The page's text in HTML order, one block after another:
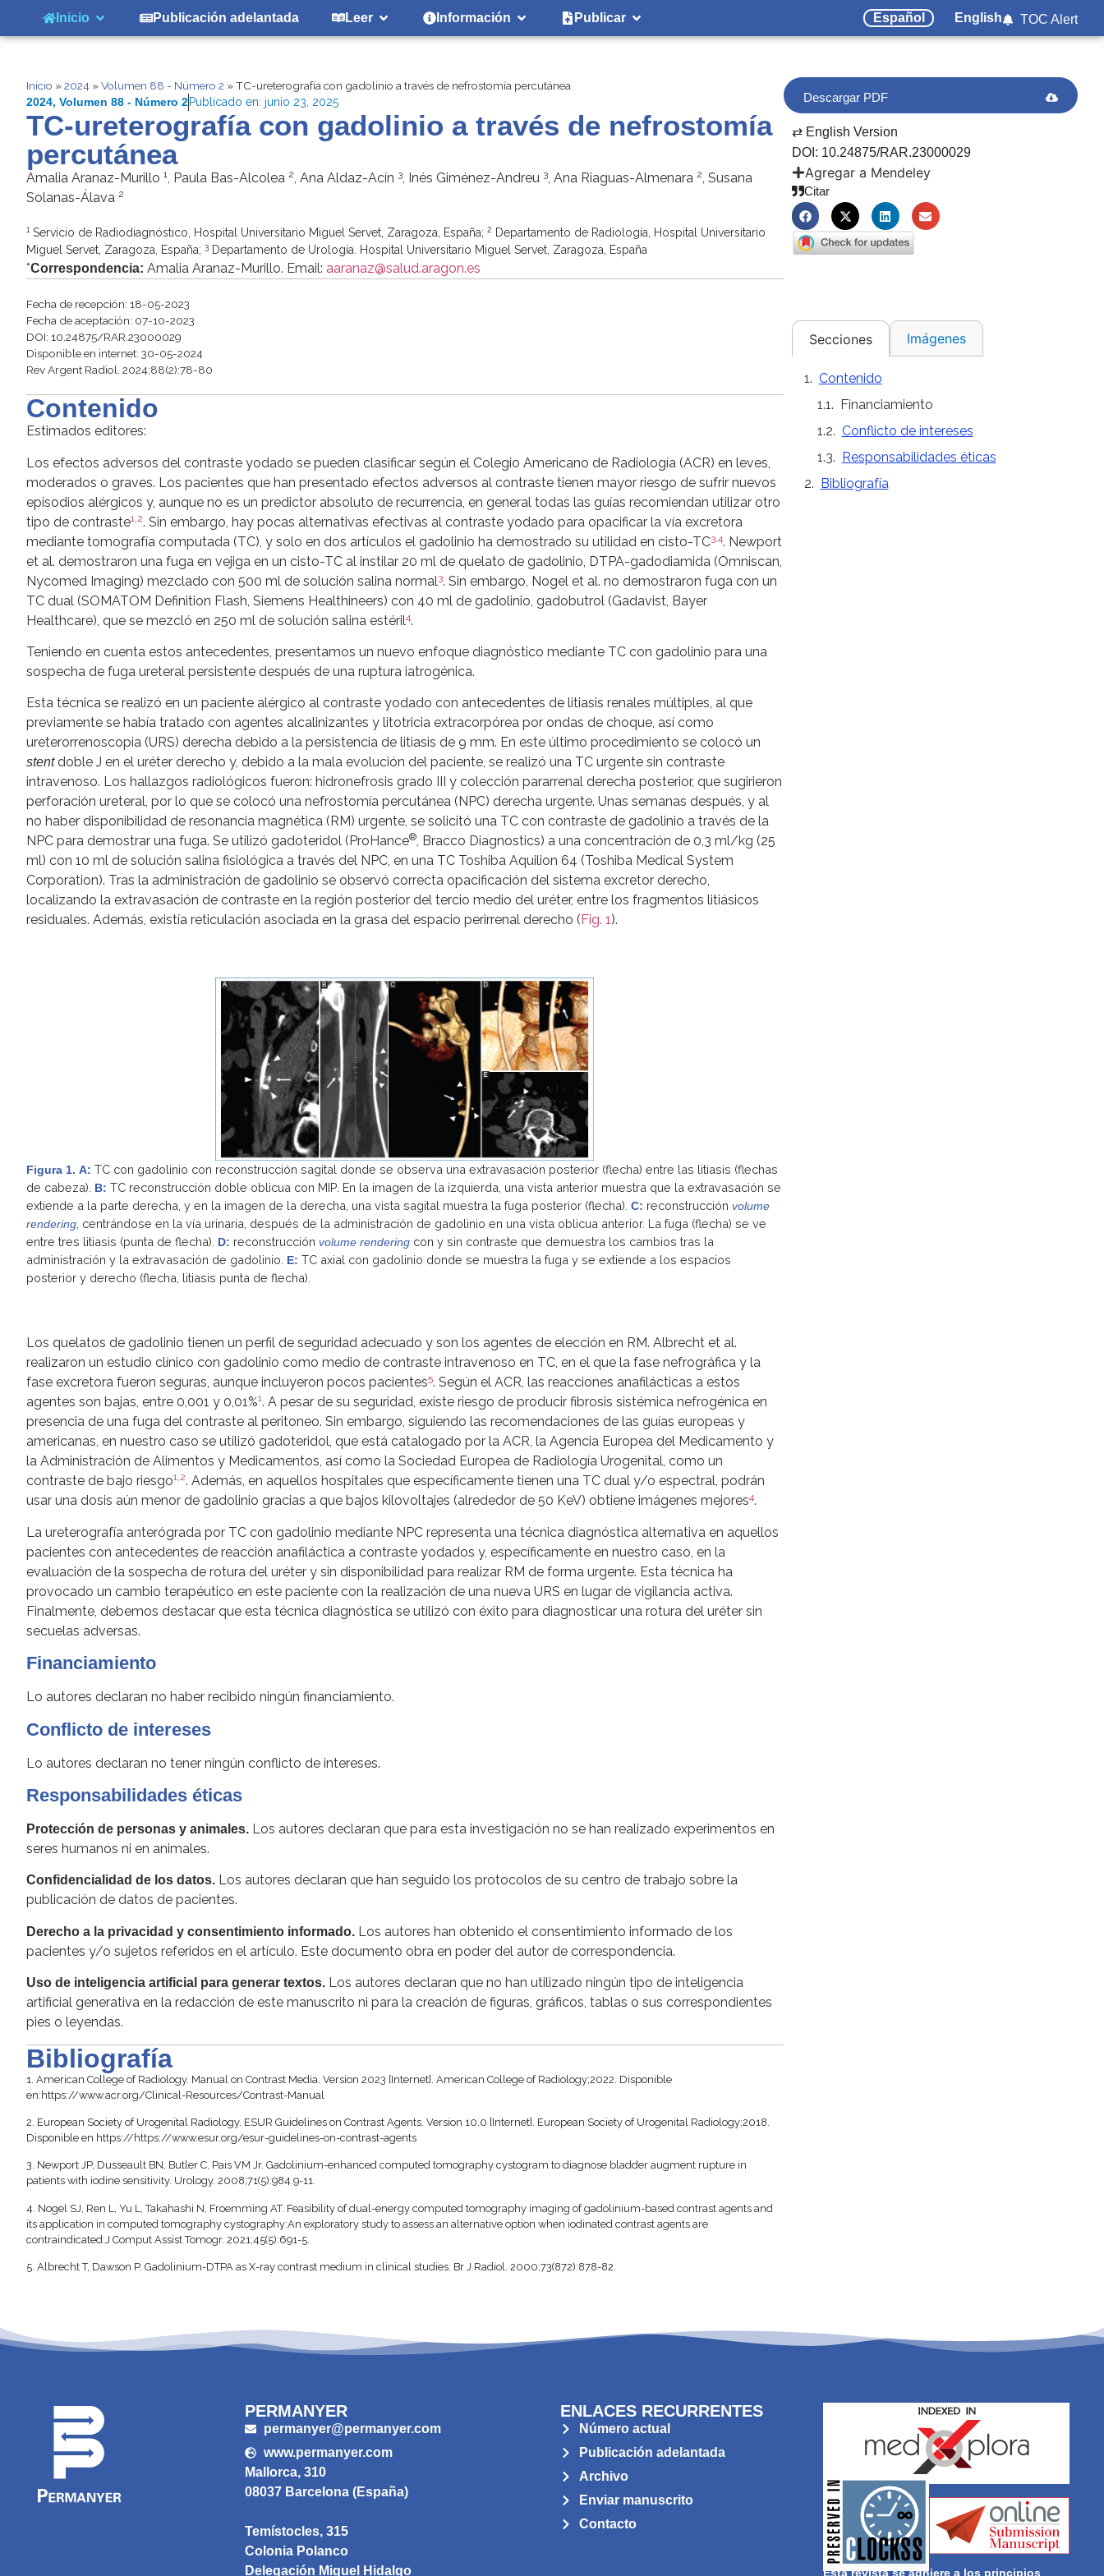
Inicio Publicación adelantada Leer Información Publicar Español English TOC Alert
Inicio »2024 »Volumen 88 - Número 2 »TC-ureterografía con gadolinio a través de nefrostomía percutánea
2024, Volumen 88 - Número 2Publicado en: junio 23, 2025
TC-ureterografía con gadolinio a través de nefrostomía
percutánea
Amalia Aranaz-Murillo 1, Paula Bas-Alcolea 2, Ana Aldaz-Acín 3, Inés Giménez-Andreu 3, Ana Riaguas-Almenara 2, Susana
Solanas-Álava 2
1Servicio de Radiodiagnóstico, Hospital Universitario Miguel Servet, Zaragoza, España; 2 Departamento de Radiología, Hospital Universitario
Miguel Servet, Zaragoza, España; 3 Departamento de Urología. Hospital Universitario Miguel Servet, Zaragoza, España
*Correspondencia: Amalia Aranaz-Murillo. Email: aaranaz@salud.aragon.es
Fecha de recepción: 18-05-2023
Fecha de aceptación: 07-10-2023
DOI: 10.24875/RAR.23000029
Disponible en internet: 30-05-2024
Rev Argent Radiol. 2024;88(2):78-80
Contenido
Estimados editores:
Los efectos adversos del contraste yodado se pueden clasificar según el Colegio Americano de Radiología (ACR) en leves,
moderados o graves. Los pacientes que han presentado efectos adversos al contraste tienen mayor riesgo de sufrir nuevos
episodios alérgicos y, aunque no es un predictor absoluto de recurrencia, en general todas las guías recomiendan utilizar otro
tipo de contraste1 2. Sin embargo, hay pocas alternativas efectivas al contraste yodado para opacificar la vía excretora
mediante tomografía computada (TC), y solo en dos artículos el gadolinio ha demostrado su utilidad en cisto-TC3 4. Newport
et al. demostraron una fuga en vejiga en un cisto-TC al instilar 20 ml de quelato de gadolinio, DTPA-gadodiamida (Omniscan,
Nycomed Imaging) mezclado con 500 ml de solución salina normal3. Sin embargo, Nogel et al. no demostraron fuga con un
TC dual (SOMATOM Definition Flash, Siemens Healthineers) con 40 ml de gadolinio, gadobutrol (Gadavist, Bayer
Healthcare), que se mezcló en 250 ml de solución salina estéril4.
Teniendo en cuenta estos antecedentes, presentamos un nuevo enfoque diagnóstico mediante TC con gadolinio para una
sospecha de fuga ureteral persistente después de una ruptura iatrogénica.
Esta técnica se realizó en un paciente alérgico al contraste yodado con antecedentes de litiasis renales múltiples, al que
previamente se había tratado con agentes alcalinizantes y litotricia extracorpórea por ondas de choque, así como
ureterorrenoscopia (URS) derecha debido a la persistencia de litiasis de 9 mm. En este último procedimiento se colocó un
stentdoble J en el uréter derecho y, debido a la mala evolución del paciente, se realizó una TC urgente sin contraste
intravenoso. Los hallazgos radiológicos fueron: hidronefrosis grado III y colección pararrenal derecha posterior, que sugirieron
perforación ureteral, por lo que se colocó una nefrostomía percutánea (NPC) derecha urgente. Unas semanas después, y al
no haber disponibilidad de resonancia magnética (RM) urgente, se solicitó una TC con contraste de gadolinio a través de la
NPC para demostrar una fuga. Se utilizó gadoteridol (ProHance®, Bracco Diagnostics) a una concentración de 0,3 ml/kg (25
ml) con 10 ml de solución salina fisiológica a través del NPC, en una TC Toshiba Aquilion 64 (Toshiba Medical System
Corporation). Tras la administración de gadolinio se observó correcta opacificación del sistema excretor derecho,
localizando la extravasación de contraste en la región posterior del tercio medio del uréter, entre los fragmentos litiásicos
residuales. Además, existía reticulación asociada en la grasa del espacio perirrenal derecho ( Fig. 1).
Figura 1. A: TC con gadolinio con reconstrucción sagital donde se observa una extravasación posterior (flecha) entre las litiasis (flechas
de cabeza). B: TC reconstrucción doble oblicua con MIP. En la imagen de la izquierda, una vista anterior muestra que la extravasación se
extiende a la parte derecha, y en la imagen de la derecha, una vista sagital muestra la fuga posterior (flecha). C: reconstrucción volume
rendering , centrándose en la vía urinaria, después de la administración de gadolinio en una vista oblicua anterior. La fuga (flecha) se ve
entre tres litiasis (punta de flecha). D: reconstrucción volume rendering con y sin contraste que demuestra los cambios tras la
administración y la extravasación de gadolinio. E: TC axial con gadolinio donde se muestra la fuga y se extiende a los espacios
posterior y derecho (flecha, litiasis punta de flecha).
Los quelatos de gadolinio tienen un perfil de seguridad adecuado y son los agentes de elección en RM. Albrecht et al.
realizaron un estudio clínico con gadolinio como medio de contraste intravenoso en TC, en el que la fase nefrográfica y la
fase excretora fueron seguras, aunque incluyeron pocos pacientes5. Según el ACR, las reacciones anafilácticas a estos
agentes son bajas, entre 0,001 y 0,01%1. A pesar de su seguridad, existe riesgo de producir fibrosis sistémica nefrogénica en
presencia de una fuga del contraste al peritoneo. Sin embargo, siguiendo las recomendaciones de las guías europeas y
americanas, en nuestro caso se utilizó gadoteridol, que está catalogado por la ACR, la Agencia Europea del Medicamento y
la Administración de Alimentos y Medicamentos, así como la Sociedad Europea de Radiología Urogenital, como un
contraste de bajo riesgo1,2. Además, en aquellos hospitales que específicamente tienen una TC dual y/o espectral, podrán
usar una dosis aún menor de gadolinio gracias a que bajos kilovoltajes (alrededor de 50 KeV) obtiene imágenes mejores4.
La ureterografía anterógrada por TC con gadolinio mediante NPC representa una técnica diagnóstica alternativa en aquellos
pacientes con antecedentes de reacción anafiláctica a contraste yodados y, específicamente en nuestro caso, en la
evaluación de la sospecha de rotura del uréter y sin disponibilidad para realizar RM de forma urgente. Esta técnica ha
provocado un cambio terapéutico en este paciente con la realización de una nueva URS en lugar de vigilancia activa.
Finalmente, debemos destacar que esta técnica diagnóstica se utilizó con éxito para diagnosticar una rotura del uréter sin
secuelas adversas.
Financiamiento
Lo autores declaran no haber recibido ningún financiamiento.
Conflicto de intereses
Lo autores declaran no tener ningún conflicto de intereses.
Responsabilidades éticas
Protección de personas y animales. Los autores declaran que para esta investigación no se han realizado experimentos en
seres humanos ni en animales.
Confidencialidad de los datos. Los autores declaran que han seguido los protocolos de su centro de trabajo sobre la
publicación de datos de pacientes.
Derecho a la privacidad y consentimiento informado. Los autores han obtenido el consentimiento informado de los
pacientes y/o sujetos referidos en el artículo. Este documento obra en poder del autor de correspondencia.
Uso de inteligencia artificial para generar textos. Los autores declaran que no han utilizado ningún tipo de inteligencia
artificial generativa en la redacción de este manuscrito ni para la creación de figuras, gráficos, tablas o sus correspondientes
pies o leyendas.
Bibliografía
1. American College of Radiology. Manual on Contrast Media. Version 2023 [Internet]. American College of Radiology;2022. Disponible
en:https://www.acr.org/Clinical-Resources/Contrast-Manual
2. European Society of Urogenital Radiology. ESUR Guidelines on Contrast Agents. Version 10.0 [Internet]. European Society of Urogenital Radiology;2018.
Disponible en https://https://www.esur.org/esur-guidelines-on-contrast-agents
3. Newport JP, Dusseault BN, Butler C, Pais VM Jr. Gadolinium-enhanced computed tomography cystogram to diagnose bladder augment rupture in
patients with iodine sensitivity. Urology. 2008;71(5):984.9-11.
4. Nogel SJ, Ren L, Yu L, Takahashi N, Froemming AT. Feasibility of dual-energy computed tomography imaging of gadolinium-based contrast agents and
its application in computed tomography cystography:An exploratory study to assess an alternative option when iodinated contrast agents are
contraindicated:J Comput Assist Tomogr. 2021;45(5):691-5.
5. Albrecht T, Dawson P. Gadolinium-DTPA as X-ray contrast medium in clinical studies. Br J Radiol. 2000;73(872):878-82.
Descargar PDF
⇄ English Version
DOI: 10.24875/RAR.23000029
Agregar a Mendeley
Citar
Secciones Imágenes
Contenido
Financiamiento
Conflicto de intereses
Responsabilidades éticas
Bibliografía
PERMANYER
permanyer@permanyer.com
www.permanyer.com
Mallorca, 310
08037 Barcelona (España)
Temístocles, 315
Colonia Polanco
Delegación Miguel Hidalgo
ENLACES RECURRENTES
Número actual
Publicación adelantada
Archivo
Enviar manuscrito
Contacto
CLOCKSS is a dak archive that
ensures the long-term survival of
web-based scholary publications,
governed by and for its
stakeholders.
Esta revista se adhiere a los principios